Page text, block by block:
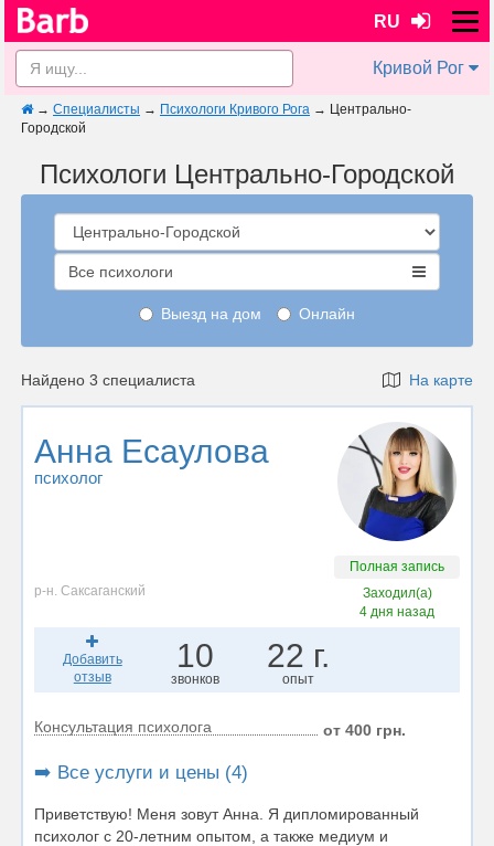
RU
Кривой Рог
→ Специалисты → Психологи Кривого Рога → Центрально-
Городской
Психологи Центрально-Городской
Все психологи
Выезд на дом Онлайн
Найдено 3 специалиста На карте
Анна Есаулова
психолог
Полная запись
р-н. Саксаганский
Заходил(а)
4 дня назад
Добавить
отзыв
10
звонков
22 г.
опыт
Консультация психолога от 400 грн.
➡️ Все услуги и цены (4)
Приветствую! Меня зовут Анна. Я дипломированный
психолог с 20-летним опытом, а также медиум и